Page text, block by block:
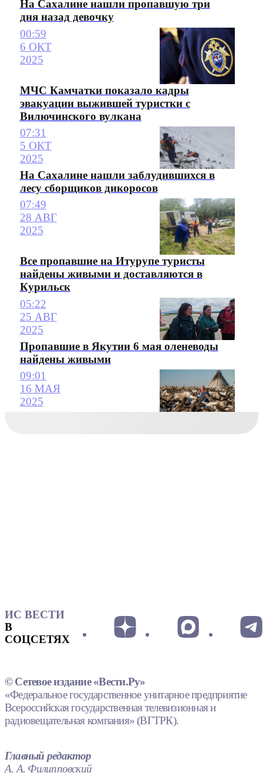
На Сахалине нашли пропавшую три
дня назад девочку
00:59
6 ОКТ
2025
МЧС Камчатки показало кадры
эвакуации выжившей туристки с
Вилючинского вулкана
07:31
5 ОКТ
2025
На Сахалине нашли заблудившихся в
лесу сборщиков дикоросов
07:49
28 АВГ
2025
Все пропавшие на Итурупе туристы
найдены живыми и доставляются в
Курильск
05:22
25 АВГ
2025
Пропавшие в Якутии 6 мая оленеводы
найдены живыми
09:01
16 МАЯ
2025
ИС ВЕСТИ
В
СОЦСЕТЯХ
© Сетевое издание «Вести.Ру»
«Федеральное государственное унитарное предприятие
Всероссийская государственная телевизионная и
радиовещательная компания» (ВГТРК).
Главный редактор
А. А. Филипповский